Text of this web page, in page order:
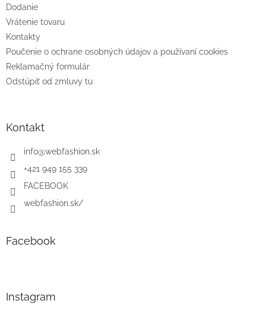
Dodanie
Vrátenie tovaru
Kontakty
Poučenie o ochrane osobných údajov a používaní cookies
Reklamačný formulár
Odstúpiť od zmluvy tu
Kontakt
info@webfashion.sk
+421 949 155 339
FACEBOOK
webfashion.sk/
Facebook
Instagram